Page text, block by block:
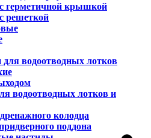
герметичной крышкой
решеткой
для водоотводных лотков
водоотводных лотков и
колодца
поддона